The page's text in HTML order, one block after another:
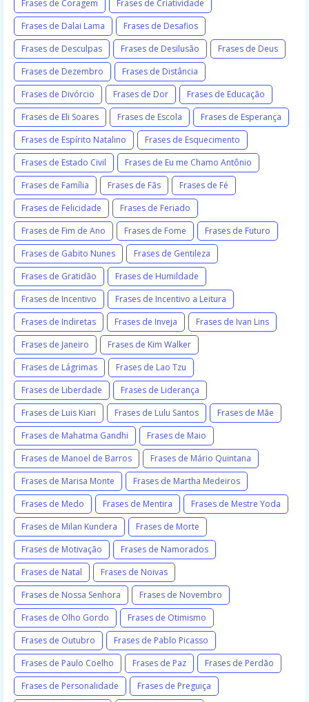
Frases de Coragem
Frases de Criatividade
Frases de Dalai Lama
Frases de Desafios
Frases de Desculpas
Frases de Desilusão
Frases de Deus
Frases de Dezembro
Frases de Distância
Frases de Divórcio
Frases de Dor
Frases de Educação
Frases de Eli Soares
Frases de Escola
Frases de Esperança
Frases de Espírito Natalino
Frases de Esquecimento
Frases de Estado Civil
Frases de Eu me Chamo Antônio
Frases de Família
Frases de Fãs
Frases de Fé
Frases de Felicidade
Frases de Feriado
Frases de Fim de Ano
Frases de Fome
Frases de Futuro
Frases de Gabito Nunes
Frases de Gentileza
Frases de Gratidão
Frases de Humildade
Frases de Incentivo
Frases de Incentivo a Leitura
Frases de Indiretas
Frases de Inveja
Frases de Ivan Lins
Frases de Janeiro
Frases de Kim Walker
Frases de Lágrimas
Frases de Lao Tzu
Frases de Liberdade
Frases de Liderança
Frases de Luis Kiari
Frases de Lulu Santos
Frases de Mãe
Frases de Mahatma Gandhi
Frases de Maio
Frases de Manoel de Barros
Frases de Mário Quintana
Frases de Marisa Monte
Frases de Martha Medeiros
Frases de Medo
Frases de Mentira
Frases de Mestre Yoda
Frases de Milan Kundera
Frases de Morte
Frases de Motivação
Frases de Namorados
Frases de Natal
Frases de Noivas
Frases de Nossa Senhora
Frases de Novembro
Frases de Olho Gordo
Frases de Otimismo
Frases de Outubro
Frases de Pablo Picasso
Frases de Paulo Coelho
Frases de Paz
Frases de Perdão
Frases de Personalidade
Frases de Preguiça